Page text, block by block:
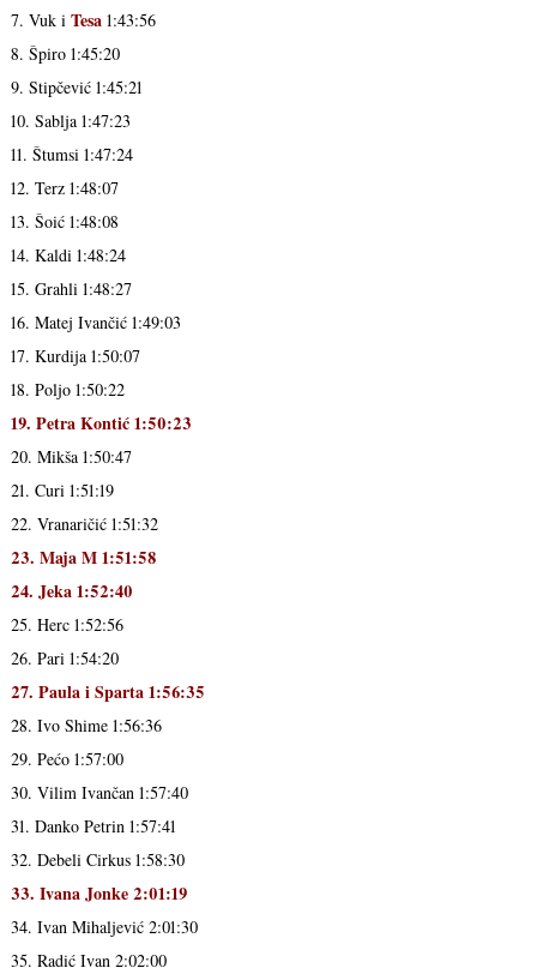
7. Vuk i Tesa 1:43:56
8. Špiro 1:45:20
9. Stipčević 1:45:21
10. Sablja 1:47:23
11. Štumsi 1:47:24
12. Terz 1:48:07
13. Šoić 1:48:08
14. Kaldi 1:48:24
15. Grahli 1:48:27
16. Matej Ivančić 1:49:03
17. Kurdija 1:50:07
18. Poljo 1:50:22
19. Petra Kontić 1:50:23
20. Mikša 1:50:47
21. Curi 1:51:19
22. Vranaričić 1:51:32
23. Maja M 1:51:58
24. Jeka 1:52:40
25. Herc 1:52:56
26. Pari 1:54:20
27. Paula i Sparta 1:56:35
28. Ivo Shime 1:56:36
29. Pećo 1:57:00
30. Vilim Ivančan 1:57:40
31. Danko Petrin 1:57:41
32. Debeli Cirkus 1:58:30
33. Ivana Jonke 2:01:19
34. Ivan Mihaljević 2:01:30
35. Radić Ivan 2:02:00